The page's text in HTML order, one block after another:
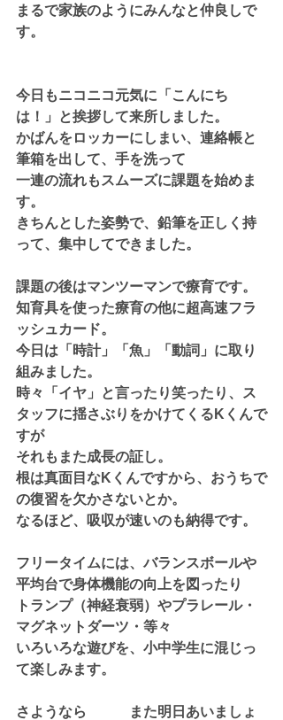
まるで家族のようにみんなと仲良しで
す。
今日もニコニコ元気に「こんにち
は！」と挨拶して来所しました。
かばんをロッカーにしまい、連絡帳と
筆箱を出して、手を洗って
一連の流れもスムーズに課題を始めま
す。
きちんとした姿勢で、鉛筆を正しく持
って、集中してできました。
課題の後はマンツーマンで療育です。
知育具を使った療育の他に超高速フラ
ッシュカード。
今日は「時計」「魚」「動詞」に取り
組みました。
時々「イヤ」と言ったり笑ったり、ス
タッフに揺さぶりをかけてくるKくんで
すが
それもまた成長の証し。
根は真面目なKくんですから、おうちで
の復習を欠かさないとか。
なるほど、吸収が速いのも納得です。
フリータイムには、バランスボールや
平均台で身体機能の向上を図ったり
トランプ（神経衰弱）やプラレール・
マグネットダーツ・等々
いろいろな遊びを、小中学生に混じっ
て楽しみます。
さようなら　　　また明日あいましょ